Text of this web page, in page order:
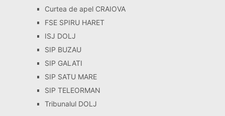
Curtea de apel CRAIOVA
FSE SPIRU HARET
ISJ DOLJ
SIP BUZAU
SIP GALATI
SIP SATU MARE
SIP TELEORMAN
Tribunalul DOLJ